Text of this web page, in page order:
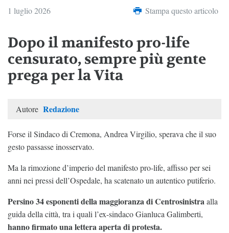
1 luglio 2026 Stampa questo articolo
Dopo il manifesto pro-life
censurato, sempre più gente
prega per la Vita
Autore Redazione
Forse il Sindaco di Cremona, Andrea Virgilio, sperava che il suo
gesto passasse inosservato.
Ma la rimozione d’imperio del manifesto pro-life, affisso per sei
anni nei pressi dell’Ospedale, ha scatenato un autentico putiferio.
Persino 34 esponenti della maggioranza di Centrosinistraalla
guida della città, tra i quali l’ex-sindaco Gianluca Galimberti,
hanno firmato una lettera aperta di protesta.